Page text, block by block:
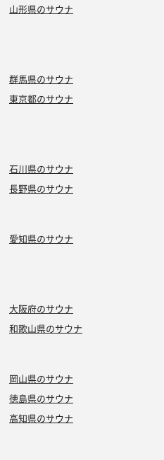
山形県のサウナ
群馬県のサウナ
東京都のサウナ
石川県のサウナ
長野県のサウナ
愛知県のサウナ
大阪府のサウナ
和歌山県のサウナ
岡山県のサウナ
徳島県のサウナ
高知県のサウナ